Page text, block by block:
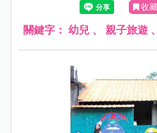
收藏
關鍵字： 幼兒 、 親子旅遊 、